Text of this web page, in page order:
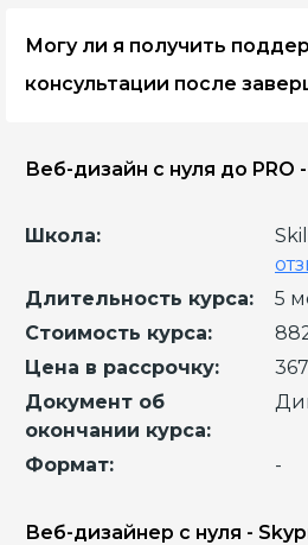
прохождение и освоение
быть полезно при поиске
Могу ли я получить
консультации после
дополнительную поддержку
применить полученные
Веб-дизайн с нуля до PRO
Школа:
Длительность курса:
5
Стоимость курса:
Цена в рассрочку:
Документ об
окончании курса:
Формат: -
Веб-дизайнер с нуля -